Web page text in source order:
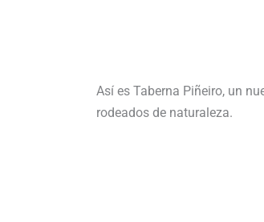
Así es Taberna Piñeiro, un
rodeados de naturaleza.